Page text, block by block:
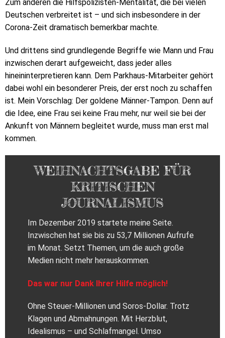
Zum anderen die Hilfspolizisten-Mentalität, die bei vielen
Deutschen verbreitet ist – und sich insbesondere in der
Corona-Zeit dramatisch bemerkbar machte.
Und drittens sind grundlegende Begriffe wie Mann und Frau
inzwischen derart aufgeweicht, dass jeder alles
hineininterpretieren kann. Dem Parkhaus-Mitarbeiter gehört
dabei wohl ein besonderer Preis, der erst noch zu schaffen
ist. Mein Vorschlag: Der goldene Männer-Tampon. Denn auf
die Idee, eine Frau sei keine Frau mehr, nur weil sie bei der
Ankunft von Männern begleitet wurde, muss man erst mal
kommen.
WEIHNACHTSGABE FÜR
KRITISCHEN
JOURNALISMUS
Im Dezember 2019 startete meine Seite.
Inzwischen hat sie bis zu 53,7 Millionen Aufrufe
im Monat. Setzt Themen, um die auch große
Medien nicht mehr herauskommen.
Das war nur Dank Ihrer Hilfe möglich!
Ohne Steuer-Millionen und Soros-Dollar. Trotz
Klagen und Abmahnungen. Mit Herzblut,
Idealismus – und Schlafmangel. Umso